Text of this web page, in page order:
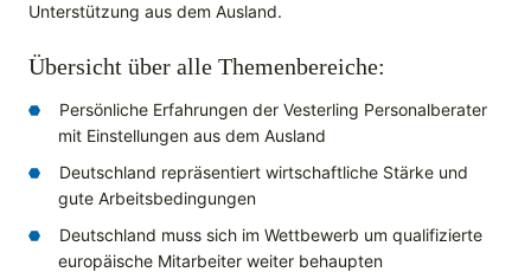
Unterstützung aus dem Ausland.
Übersicht über alle Themenbereiche:
Persönliche Erfahrungen der Vesterling Personalberater
mit Einstellungen aus dem Ausland
Deutschland repräsentiert wirtschaftliche Stärke und
gute Arbeitsbedingungen
Deutschland muss sich im Wettbewerb um qualifizierte
europäische Mitarbeiter weiter behaupten